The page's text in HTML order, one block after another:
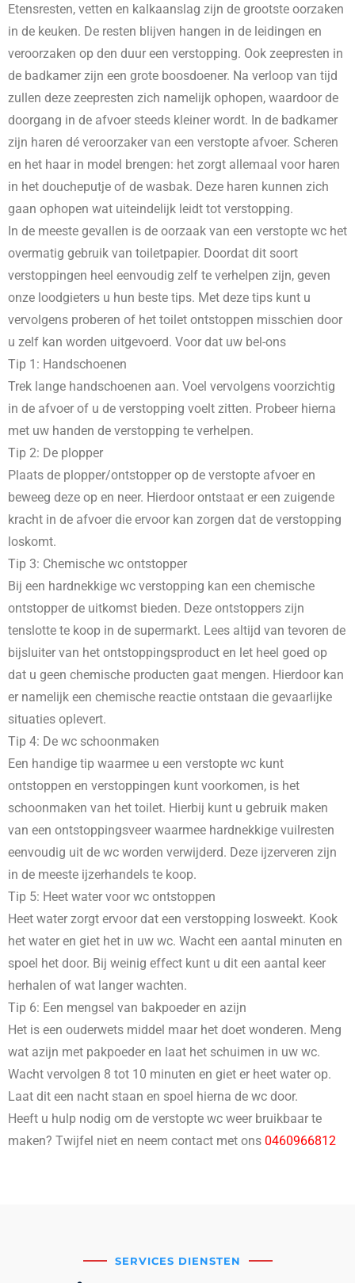
Etensresten, vetten en kalkaanslag zijn de grootste oorzaken
in de keuken. De resten blijven hangen in de leidingen en
veroorzaken op den duur een verstopping. Ook zeepresten in
de badkamer zijn een grote boosdoener. Na verloop van tijd
zullen deze zeepresten zich namelijk ophopen, waardoor de
doorgang in de afvoer steeds kleiner wordt. In de badkamer
zijn haren dé veroorzaker van een verstopte afvoer. Scheren
en het haar in model brengen: het zorgt allemaal voor haren
in het doucheputje of de wasbak. Deze haren kunnen zich
gaan ophopen wat uiteindelijk leidt tot verstopping.
In de meeste gevallen is de oorzaak van een verstopte wc het
overmatig gebruik van toiletpapier. Doordat dit soort
verstoppingen heel eenvoudig zelf te verhelpen zijn, geven
onze loodgieters u hun beste tips. Met deze tips kunt u
vervolgens proberen of het toilet ontstoppen misschien door
u zelf kan worden uitgevoerd. Voor dat uw bel-ons
Tip 1: Handschoenen
Trek lange handschoenen aan. Voel vervolgens voorzichtig
in de afvoer of u de verstopping voelt zitten. Probeer hierna
met uw handen de verstopping te verhelpen.
Tip 2: De plopper
Plaats de plopper/ontstopper op de verstopte afvoer en
beweeg deze op en neer. Hierdoor ontstaat er een zuigende
kracht in de afvoer die ervoor kan zorgen dat de verstopping
loskomt.
Tip 3: Chemische wc ontstopper
Bij een hardnekkige wc verstopping kan een chemische
ontstopper de uitkomst bieden. Deze ontstoppers zijn
tenslotte te koop in de supermarkt. Lees altijd van tevoren de
bijsluiter van het ontstoppingsproduct en let heel goed op
dat u geen chemische producten gaat mengen. Hierdoor kan
er namelijk een chemische reactie ontstaan die gevaarlijke
situaties oplevert.
Tip 4: De wc schoonmaken
Een handige tip waarmee u een verstopte wc kunt
ontstoppen en verstoppingen kunt voorkomen, is het
schoonmaken van het toilet. Hierbij kunt u gebruik maken
van een ontstoppingsveer waarmee hardnekkige vuilresten
eenvoudig uit de wc worden verwijderd. Deze ijzerveren zijn
in de meeste ijzerhandels te koop.
Tip 5: Heet water voor wc ontstoppen
Heet water zorgt ervoor dat een verstopping losweekt. Kook
het water en giet het in uw wc. Wacht een aantal minuten en
spoel het door. Bij weinig effect kunt u dit een aantal keer
herhalen of wat langer wachten.
Tip 6: Een mengsel van bakpoeder en azijn
Het is een ouderwets middel maar het doet wonderen. Meng
wat azijn met pakpoeder en laat het schuimen in uw wc.
Wacht vervolgen 8 tot 10 minuten en giet er heet water op.
Laat dit een nacht staan en spoel hierna de wc door.
Heeft u hulp nodig om de verstopte wc weer bruikbaar te
maken? Twijfel niet en neem contact met ons 0460966812
SERVICES DIENSTEN